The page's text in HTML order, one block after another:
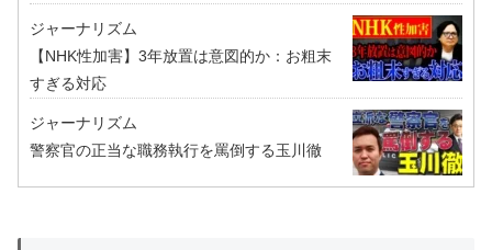
ジャーナリズム
【NHK性加害】3年放置は意図的か：お粗末
すぎる対応
ジャーナリズム
警察官の正当な職務執行を罵倒する玉川徹